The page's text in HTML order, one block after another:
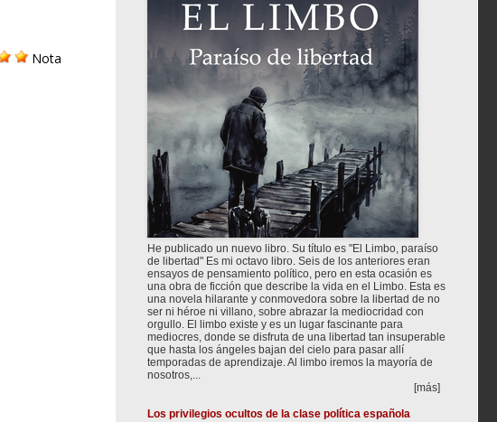
Nota
He publicado un nuevo libro. Su título es "El Limbo, paraíso
de libertad" Es mi octavo libro. Seis de los anteriores eran
ensayos de pensamiento político, pero en esta ocasión es
una obra de ficción que describe la vida en el Limbo. Esta es
una novela hilarante y conmovedora sobre la libertad de no
ser ni héroe ni villano, sobre abrazar la mediocridad con
orgullo. El limbo existe y es un lugar fascinante para
mediocres, donde se disfruta de una libertad tan insuperable
que hasta los ángeles bajan del cielo para pasar allí
temporadas de aprendizaje. Al limbo iremos la mayoría de
nosotros,...
[más]
Los privilegios ocultos de la clase política española